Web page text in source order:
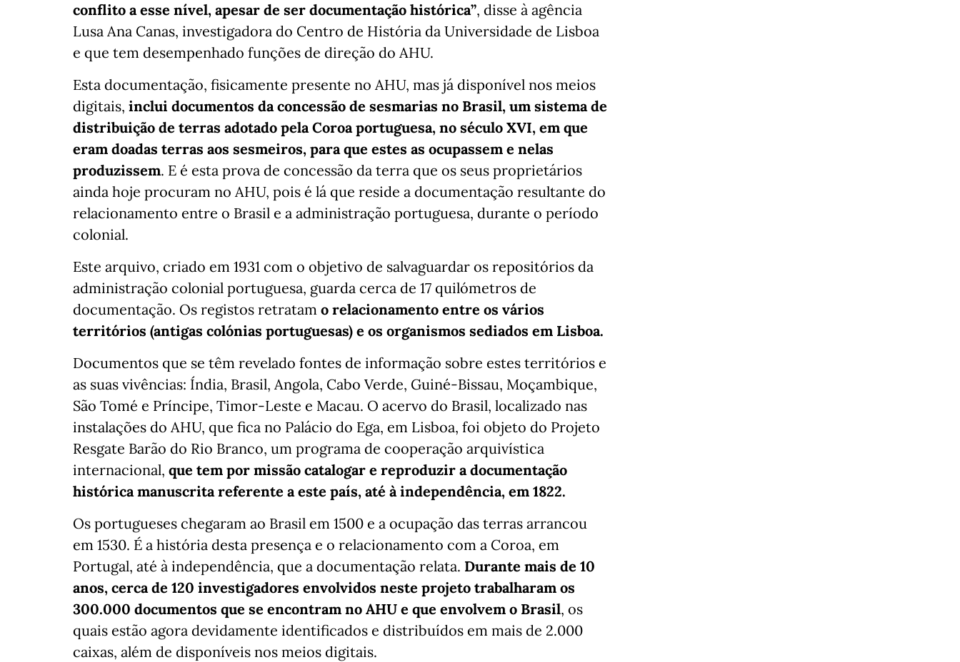
conflito a esse nível, apesar de ser documentação histórica”, disse à agência
Lusa Ana Canas, investigadora do Centro de História da Universidade de Lisboa
e que tem desempenhado funções de direção do AHU.
Esta documentação, fisicamente presente no AHU, mas já disponível nos meios
digitais, inclui documentos da concessão de sesmarias no Brasil, um sistema de
distribuição de terras adotado pela Coroa portuguesa, no século XVI, em que
eram doadas terras aos sesmeiros, para que estes as ocupassem e nelas
produzissem. E é esta prova de concessão da terra que os seus proprietários
ainda hoje procuram no AHU, pois é lá que reside a documentação resultante do
relacionamento entre o Brasil e a administração portuguesa, durante o período
colonial.
Este arquivo, criado em 1931 com o objetivo de salvaguardar os repositórios da
administração colonial portuguesa, guarda cerca de 17 quilómetros de
documentação. Os registos retratam o relacionamento entre os vários
territórios (antigas colónias portuguesas) e os organismos sediados em Lisboa.
Documentos que se têm revelado fontes de informação sobre estes territórios e
as suas vivências: Índia, Brasil, Angola, Cabo Verde, Guiné-Bissau, Moçambique,
São Tomé e Príncipe, Timor-Leste e Macau. O acervo do Brasil, localizado nas
instalações do AHU, que fica no Palácio do Ega, em Lisboa, foi objeto do Projeto
Resgate Barão do Rio Branco, um programa de cooperação arquivística
internacional, que tem por missão catalogar e reproduzir a documentação
histórica manuscrita referente a este país, até à independência, em 1822.
Os portugueses chegaram ao Brasil em 1500 e a ocupação das terras arrancou
em 1530. É a história desta presença e o relacionamento com a Coroa, em
Portugal, até à independência, que a documentação relata. Durante mais de 10
anos, cerca de 120 investigadores envolvidos neste projeto trabalharam os
300.000 documentos que se encontram no AHU e que envolvem o Brasil, os
quais estão agora devidamente identificados e distribuídos em mais de 2.000
caixas, além de disponíveis nos meios digitais.